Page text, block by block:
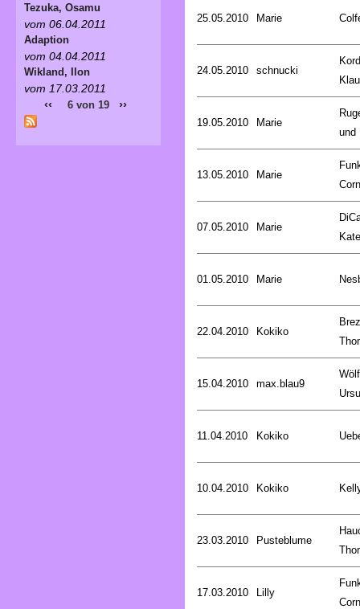
25.05.2010 Marie
24.05.2010 schnucki
19.05.2010 Marie
und
13.05.2010 Marie
07.05.2010 Marie
Kate
01.05.2010 Marie
22.04.2010 Kokiko
15.04.2010 max.blau9
11.04.2010 Kokiko
10.04.2010 Kokiko
23.03.2010 Pusteblume
17.03.2010 Lilly
Tezuka, Osamu
vom 06.04.2011
Adaption
vom 04.04.2011
Wikland, Ilon
vom 17.03.2011
‹‹ 6 von 19 ››